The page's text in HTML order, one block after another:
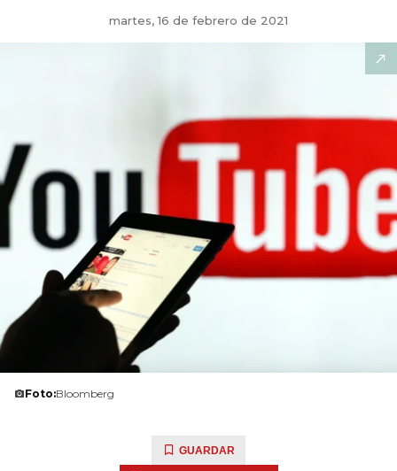
martes, 16 de febrero de 2021
Foto:Bloomberg
GUARDAR